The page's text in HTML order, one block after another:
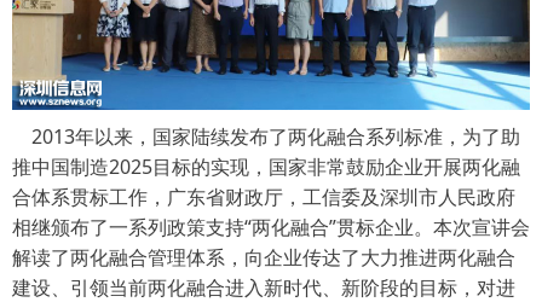
2013年以来，国家陆续发布了两化融合系列标准，为了助
推中国制造2025目标的实现，国家非常鼓励企业开展两化融
合体系贯标工作，广东省财政厅，工信委及深圳市人民政府
相继颁布了一系列政策支持“两化融合”贯标企业。本次宣讲会
解读了两化融合管理体系，向企业传达了大力推进两化融合
建设、引领当前两化融合进入新时代、新阶段的目标，对进